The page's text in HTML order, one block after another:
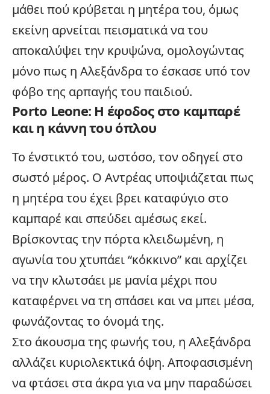
μάθει πού κρύβεται η μητέρα του, όμως
εκείνη αρνείται πεισματικά να του
αποκαλύψει την κρυψώνα, ομολογώντας
μόνο πως η Αλεξάνδρα το έσκασε υπό τον
φόβο της αρπαγής του παιδιού.
Porto Leone: Η έφοδος στο καμπαρέ
και η κάννη του όπλου
Το ένστικτό του, ωστόσο, τον οδηγεί στο
σωστό μέρος. Ο Αντρέας υποψιάζεται πως
η μητέρα του έχει βρει καταφύγιο στο
καμπαρέ και σπεύδει αμέσως εκεί.
Βρίσκοντας την πόρτα κλειδωμένη, η
αγωνία του χτυπάει “κόκκινο” και αρχίζει
να την κλωτσάει με μανία μέχρι που
καταφέρνει να τη σπάσει και να μπει μέσα,
φωνάζοντας το όνομά της.
Στο άκουσμα της φωνής του, η Αλεξάνδρα
αλλάζει κυριολεκτικά όψη. Αποφασισμένη
να φτάσει στα άκρα για να μην παραδώσει